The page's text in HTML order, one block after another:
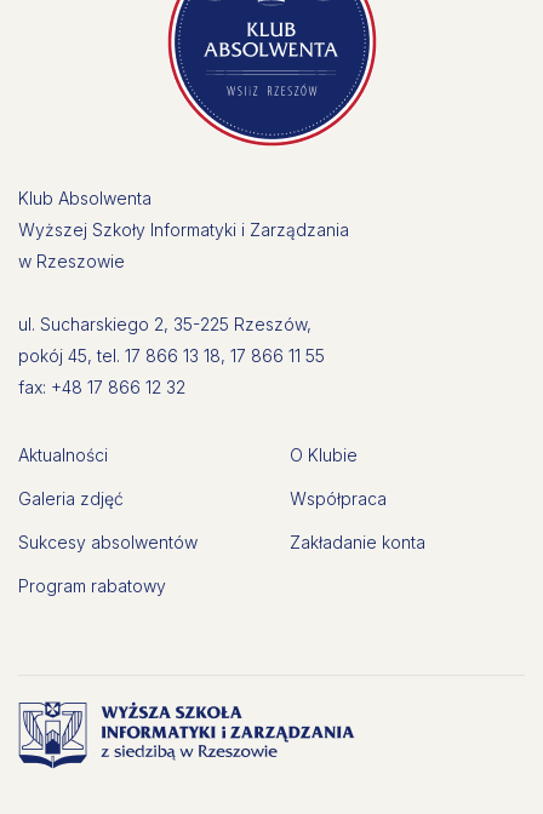
Klub Absolwenta
Wyższej Szkoły Informatyki i Zarządzania
w Rzeszowie
ul. Sucharskiego 2, 35-225 Rzeszów,
pokój 45, tel. 17 866 13 18, 17 866 11 55
fax: +48 17 866 12 32
Aktualności
Galeria zdjęć
Sukcesy absolwentów
Program rabatowy
O Klubie
Współpraca
Zakładanie konta